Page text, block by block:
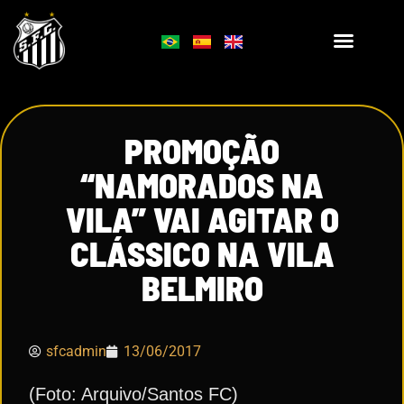
PROMOÇÃO
“NAMORADOS NA
VILA” VAI AGITAR O
CLÁSSICO NA VILA
BELMIRO
sfcadmin 13/06/2017
(Foto: Arquivo/Santos FC)